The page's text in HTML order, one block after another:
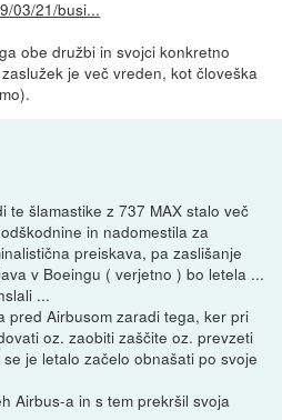
03/21/busi...
obe družbi in svojci konkretno
je več vreden, kot človeška
te šlamastike z 737 MAX stalo več
in nadomestila za
preiskava, pa zaslišanje
v Boeingu ( verjetno ) bo letela ...
...
pred Airbusom zaradi tega, ker pri
oz. zaobiti zaščite oz. prevzeti
je letalo začelo obnašati po svoje
Airbus-a in s tem prekršil svoja